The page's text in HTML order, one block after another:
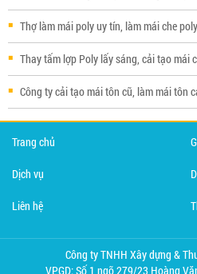
Thợ làm mái poly uy tín, làm mái che
Thay tấm lợp Poly lấy sáng, cải tạo mái
Công ty cải tạo mái tôn cũ, làm mái tôn
Trang chủ
Dịch vụ
Liên hệ
Công ty TNHH Xây dựng &
VPGD: Số 1 ngõ 279/23 Hoàng